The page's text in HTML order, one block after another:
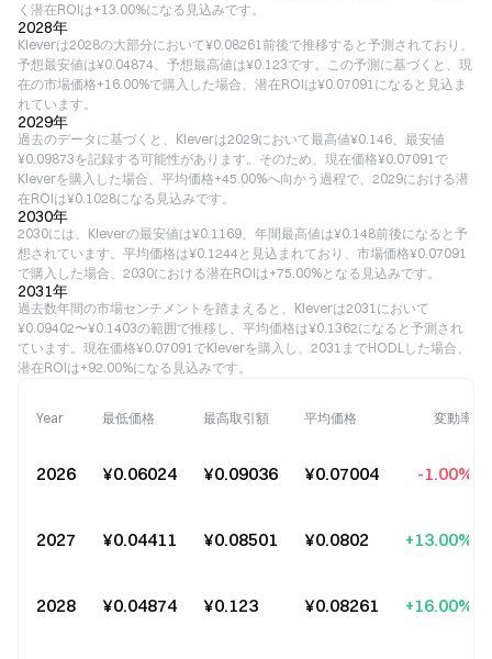
く潜在ROIは+13.00%になる見込みです。
2028年
Kleverは2028の大部分において¥0.08261前後で推移すると予測されており、
予想最安値は¥0.04874、予想最高値は¥0.123です。この予測に基づくと、現
在の市場価格+16.00%で購入した場合、潜在ROIは¥0.07091になると見込ま
れています。
2029年
過去のデータに基づくと、Kleverは2029において最高値¥0.146、最安値
¥0.09873を記録する可能性があります。そのため、現在価格¥0.07091で
Kleverを購入した場合、平均価格+45.00%へ向かう過程で、2029における潜
在ROIは¥0.1028になる見込みです。
2030年
2030には、Kleverの最安値は¥0.1169、年間最高値は¥0.148前後になると予
想されています。平均価格は¥0.1244と見込まれており、市場価格¥0.07091
で購入した場合、2030における潜在ROIは+75.00%となる見込みです。
2031年
過去数年間の市場センチメントを踏まえると、Kleverは2031において
¥0.09402〜¥0.1403の範囲で推移し、平均価格は¥0.1362になると予測され
ています。現在価格¥0.07091でKleverを購入し、2031までHODLした場合、
潜在ROIは+92.00%になる見込みです。
Year 最低価格 最高取引額 平均価格 変動率
2026 ¥0.06024 ¥0.09036 ¥0.07004 -1.00%
2027 ¥0.04411 ¥0.08501 ¥0.0802 +13.00%
2028 ¥0.04874 ¥0.123 ¥0.08261 +16.00%